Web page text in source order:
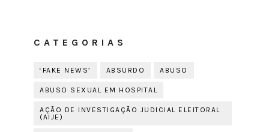
CATEGORIAS
‘FAKE NEWS’ ABSURDO ABUSO
ABUSO SEXUAL EM HOSPITAL
AÇÃO DE INVESTIGAÇÃO JUDICIAL ELEITORAL
(AIJE)